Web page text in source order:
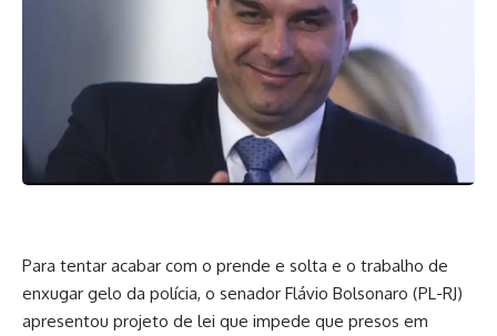
Para tentar acabar com o prende e solta e o trabalho de
enxugar gelo da polícia, o senador Flávio Bolsonaro (PL-RJ)
apresentou projeto de lei que impede que presos em